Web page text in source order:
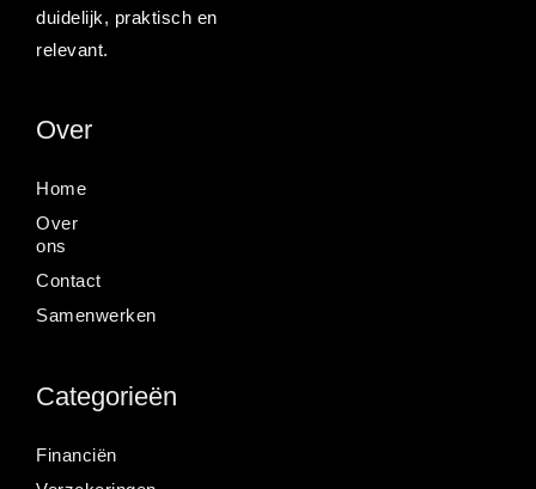
duidelijk, praktisch en
relevant.
Over
Home
Over
ons
Contact
Samenwerken
Categorieën
Financiën